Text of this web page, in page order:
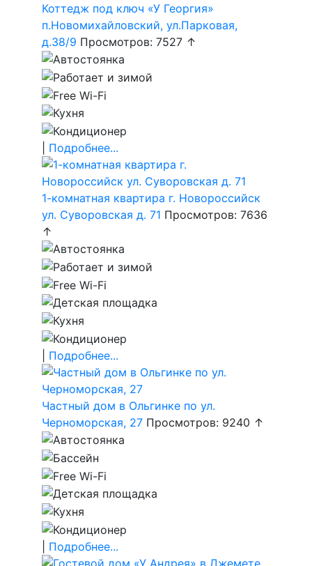
Коттедж под ключ «У Георгия»
п.Новомихайловский, ул.Парковая,
д.38/9 Просмотров: 7527 ↑
Подробнее...
1-комнатная квартира г. Новороссийск
ул. Суворовская д. 71 Просмотров: 7636
↑
Подробнее...
Частный дом в Ольгинке по ул.
Черноморская, 27 Просмотров: 9240 ↑
Подробнее...